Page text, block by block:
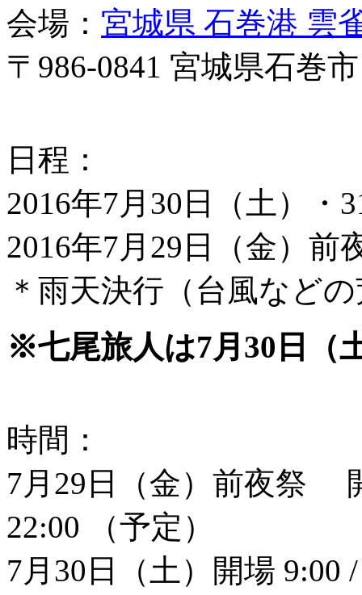
会場： 宮城県 石巻港 雲
〒986-0841 宮城県石巻
日程：
2016年7月30日（土）・
2016年7月29日（金）前
＊雨天決行（台風など
※七尾旅人は7月30日（
時間：
7月29日（金）前夜祭
22:00 （予定）
7月30日（土）開場 9:00